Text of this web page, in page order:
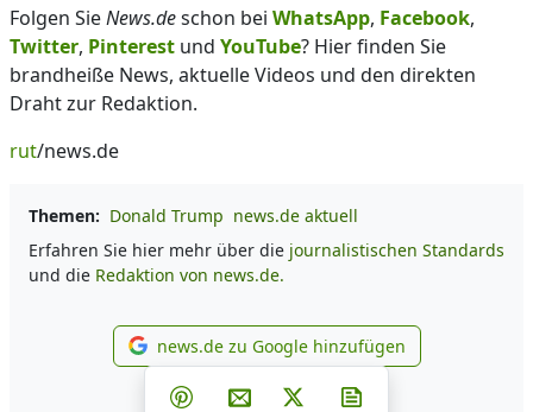
Folgen SieNews.deschon bei WhatsApp, Facebook,
Twitter, Pinterest und YouTube? Hier finden Sie
brandheiße News, aktuelle Videos und den direkten
Draht zur Redaktion.
rut/news.de
Themen: Donald Trump news.de aktuell
Erfahren Sie hier mehr über die journalistischen Standards
und die Redaktion von news.de.
news.de zu Google
news.de zu Google hinzufügen
Teilen auf Facebook
Teilen auf Whatsapp
Teilen auf Telegram
Teilen auf Pinterest
Per E-Mail teilen
Post auf X